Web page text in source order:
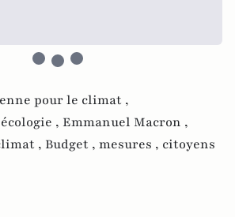
pour le climat ,
écologie , Emmanuel Macron ,
, Budget , mesures , citoyens